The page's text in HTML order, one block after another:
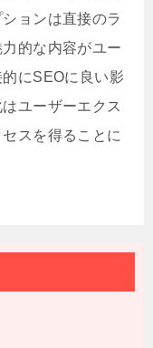
ョンは直接のラ
的な内容がユー
にSEOに良い影
ユーザーエクス
スを得ることに